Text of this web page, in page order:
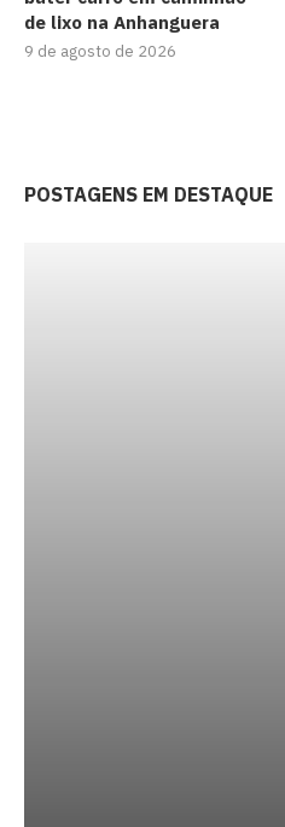
de lixo na Anhanguera
9 de agosto de 2026
POSTAGENS EM DESTAQUE